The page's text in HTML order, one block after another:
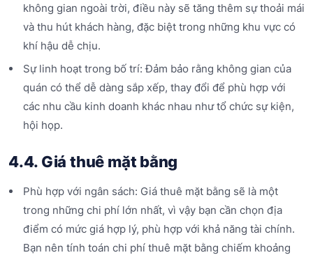
không gian ngoài trời, điều này sẽ tăng thêm sự thoải mái
và thu hút khách hàng, đặc biệt trong những khu vực có
khí hậu dễ chịu.
Sự linh hoạt trong bố trí: Đảm bảo rằng không gian của
quán có thể dễ dàng sắp xếp, thay đổi để phù hợp với
các nhu cầu kinh doanh khác nhau như tổ chức sự kiện,
hội họp.
4.4. Giá thuê mặt bằng
Phù hợp với ngân sách: Giá thuê mặt bằng sẽ là một
trong những chi phí lớn nhất, vì vậy bạn cần chọn địa
điểm có mức giá hợp lý, phù hợp với khả năng tài chính.
Bạn nên tính toán chi phí thuê mặt bằng chiếm khoảng